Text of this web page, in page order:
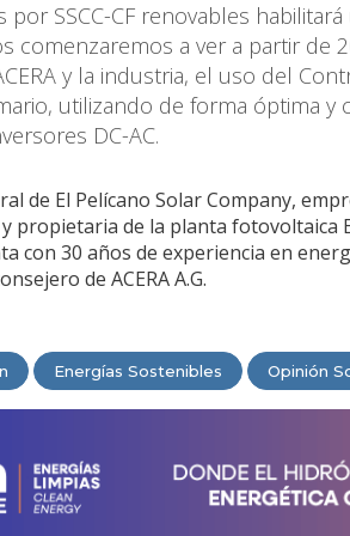
por SSCC-CF renovables
comenzaremos a ver a partir de
y la industria, el uso del
utilizando de forma óptima y
DC-AC.
de El Pelícano Solar Company,
propietaria de la planta fotovoltaica
con 30 años de experiencia en
de ACERA A.G.
Energías Sostenibles Opinión